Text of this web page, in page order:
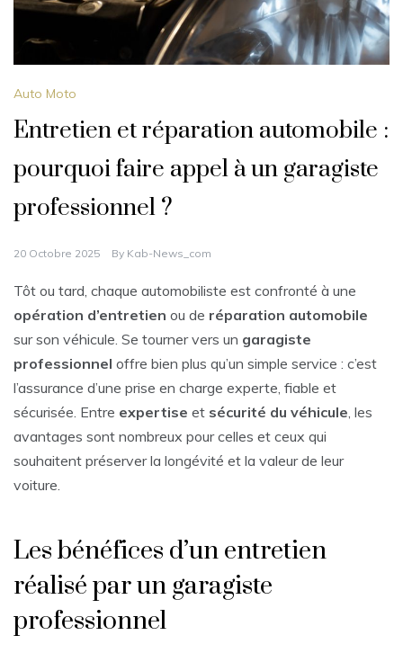
Auto Moto
Entretien et réparation automobile :
pourquoi faire appel à un garagiste
professionnel ?
20 Octobre 2025 By Kab-News_com
Tôt ou tard, chaque automobiliste est confronté à une
opération d’entretien ou de réparation automobile
sur son véhicule. Se tourner vers un garagiste
professionnel offre bien plus qu’un simple service : c’est
l’assurance d’une prise en charge experte, fiable et
sécurisée. Entre expertise et sécurité du véhicule , les
avantages sont nombreux pour celles et ceux qui
souhaitent préserver la longévité et la valeur de leur
voiture.
Les bénéfices d’un entretien
réalisé par un garagiste
professionnel